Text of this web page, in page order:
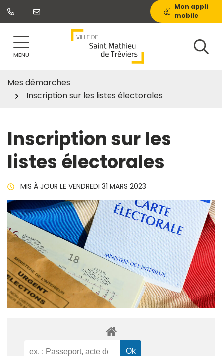
Aller
Mon appli
mobile
MENU
Mes démarches
Inscription sur les listes électorales
Inscription sur les
listes électorales
MIS À JOUR LE VENDREDI 31 MARS 2023